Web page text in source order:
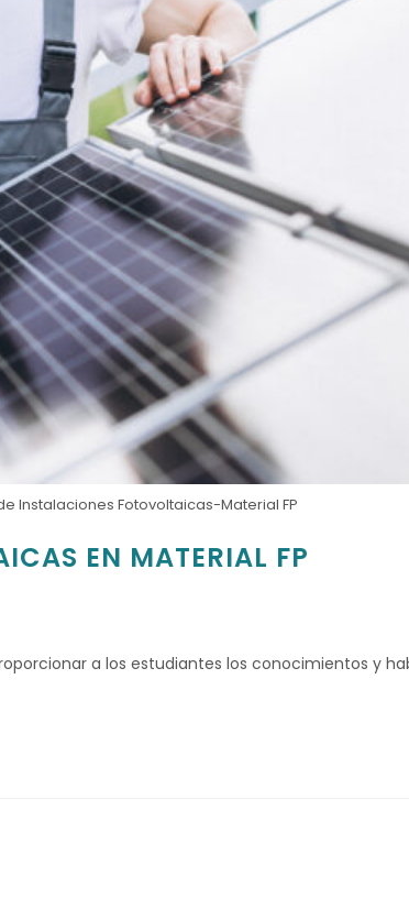
Instalaciones Fotovoltaicas-Material FP
EN MATERIAL FP
a los estudiantes los conocimientos y